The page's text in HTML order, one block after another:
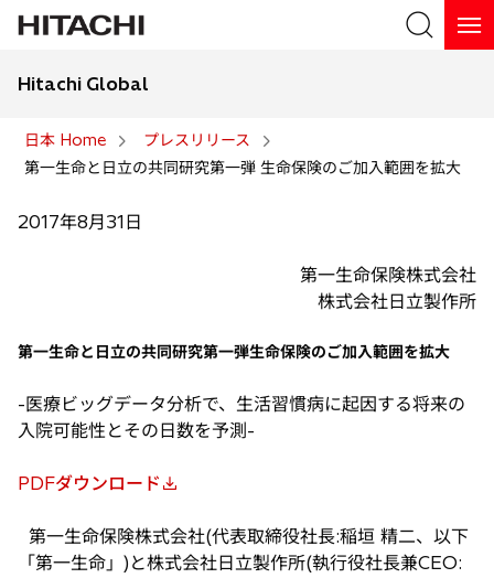
検索
Hitachi Global
日本 Home
プレスリリース
第一生命と日立の共同研究第一弾 生命保険のご加入範囲を拡大
2017年8月31日
第一生命保険株式会社
株式会社日立製作所
第一生命と日立の共同研究第一弾生命保険のご加入範囲を拡大
-医療ビッグデータ分析で、生活習慣病に起因する将来の
入院可能性とその日数を予測-
PDFダウンロード
新
い
第一生命保険株式会社(代表取締役社長:稲垣 精二、以下
「第一生命」)と株式会社日立製作所(執行役社長兼CEO: